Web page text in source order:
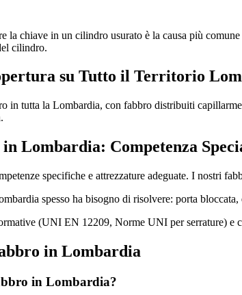
la chiave in un cilindro usurato è la causa più
cilindro.
su Tutto il Territorio
in tutta la Lombardia, con fabbro distribuiti
Lombardia: Competenza
specifiche e attrezzature adeguate. I nostri
spesso ha bisogno di risolvere: porta
(UNI EN 12209, Norme UNI per serrature) e
in Lombardia
in Lombardia?